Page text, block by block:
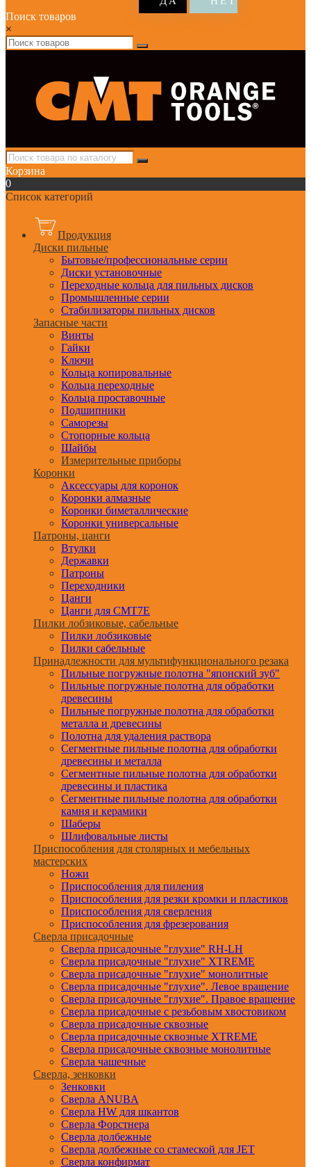
Поиск товаров
×
Корзина
0
Список категорий
Продукция
Диски пильные
Бытовые/профессиональные серии
Диски установочные
Переходные кольца для пильных дисков
Промышленные серии
Стабилизаторы пильных дисков
Запасные части
Винты
Гайки
Ключи
Кольца копировальные
Кольца переходные
Кольца проставочные
Подшипники
Саморезы
Стопорные кольца
Шайбы
Измерительные приборы
Коронки
Аксессуары для коронок
Коронки алмазные
Коронки биметаллические
Коронки универсальные
Патроны, цанги
Втулки
Державки
Патроны
Переходники
Цанги
Цанги для CMT7E
Пилки лобзиковые, сабельные
Пилки лобзиковые
Пилки сабельные
Принадлежности для мультифункционального резака
Пильные погружные полотна "японский зуб"
Пильные погружные полотна для обработки
древесины
Пильные погружные полотна для обработки
металла и древесины
Полотна для удаления раствора
Сегментные пильные полотна для обработки
древесины и металла
Сегментные пильные полотна для обработки
древесины и пластика
Сегментные пильные полотна для обработки
камня и керамики
Шаберы
Шлифовальные листы
Приспособления для столярных и мебельных
мастерских
Ножи
Приспособления для пиления
Приспособления для резки кромки и пластиков
Приспособления для сверления
Приспособления для фрезерования
Сверла присадочные
Сверла присадочные "глухие" RH-LH
Сверла присадочные "глухие" XTREME
Сверла присадочные "глухие" монолитные
Сверла присадочные "глухие". Левое вращение
Сверла присадочные "глухие". Правое вращение
Сверла присадочные с резьбовым хвостовиком
Сверла присадочные сквозные
Сверла присадочные сквозные XTREME
Сверла присадочные сквозные монолитные
Сверла чашечные
Сверла, зенковки
Зенковки
Сверла ANUBA
Сверла HW для шкантов
Сверла Форстнера
Сверла долбежные
Сверла долбежные со стамеской для JET
Сверла конфирмат